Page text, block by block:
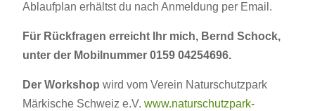
Ablaufplan erhältst du nach Anmeldung per Email.
Für Rückfragen erreicht Ihr mich, Bernd Schock,
unter der Mobilnummer 0159 04254696.
Der Workshop wird vom Verein Naturschutzpark
Märkische Schweiz e.V. www.naturschutzpark-